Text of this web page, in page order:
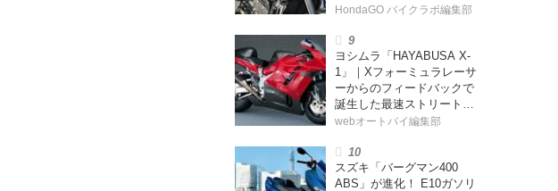
＆14kgもの軽量化!? 完全に
【Honda2026新車ニュー
ス】
HondaGO バイクラボ編集部
ヨシムラ「HAYABUSA X-
1」｜Xフォーミュラレーサ
ーからのフィードバックで
誕生した最速ストリートモ
デル【ヨシムラ伝】
webオートバイ編集部
スズキ「バーグマン400
ABS」が進化！ E10ガソリ